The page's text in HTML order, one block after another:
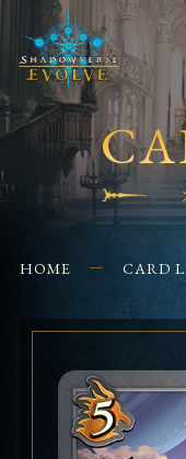
Q&A
EVENT
HOME CARD